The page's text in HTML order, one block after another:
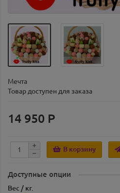
Мечта
Товар доступен для заказа
14 950 Р
В корзину
Доступные опции
Вес / кг.